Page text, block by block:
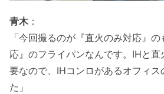
青木：
「今回撮るのが『直火のみ対応』
応』のフライパンなんです。IHと
要なので、IHコンロがあるオフィス
た」